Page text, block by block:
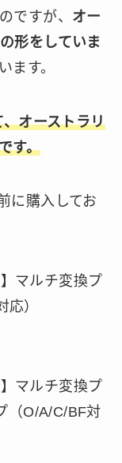
ですが、 オー
形をしていま
ます。
オーストラリ
す。
に購入してお
マルチ変換プ
）
マルチ変換プ
（O/A/C/BF対